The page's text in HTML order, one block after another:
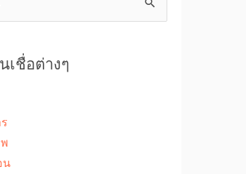
เชื่อต่างๆ
น